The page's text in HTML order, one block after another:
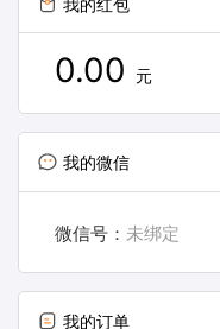
我的红包
0.00 元
我的微信
微信号： 未绑定
我的订单